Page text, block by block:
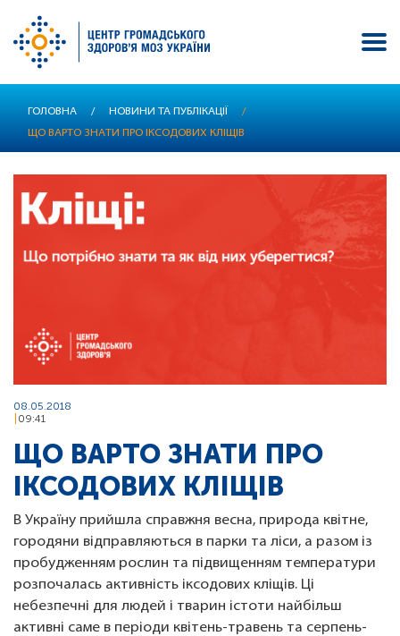
основного
ГОЛОВНА / НОВИНИ ТА ПУБЛІКАЦІЇ
/
ЩО ВАРТО ЗНАТИ ПРО ІКСОДОВИХ КЛІЩІВ
08.05.2018
09:41
ЩО ВАРТО ЗНАТИ ПРО
ІКСОДОВИХ КЛІЩІВ
В Україну прийшла справжня весна, природа квітне,
городяни відправляються в парки та ліси, а разом із
пробудженням рослин та підвищенням температури
розпочалась активність іксодових кліщів. Ці
небезпечні для людей і тварин істоти найбільш
активні саме в періоди квітень-травень та серпень-